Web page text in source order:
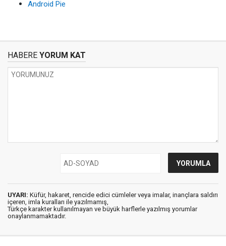
Android Pie
HABERE YORUM KAT
UYARI: Küfür, hakaret, rencide edici cümleler veya imalar, inançlara saldırı
içeren, imla kuralları ile yazılmamış,
Türkçe karakter kullanılmayan ve büyük harflerle yazılmış yorumlar
onaylanmamaktadır.